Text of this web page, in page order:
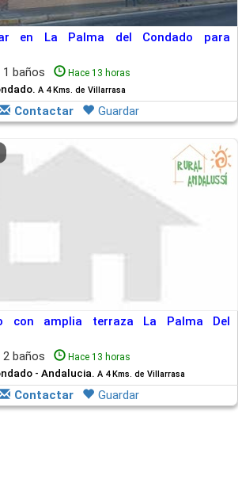
en La Palma del Condado para
1 baños Hace 13 horas
A 4 Kms. de Villarrasa
Contactar Guardar
con amplia terraza La Palma Del
2 baños Hace 13 horas
- Andalucia. A 4 Kms. de Villarrasa
Contactar Guardar